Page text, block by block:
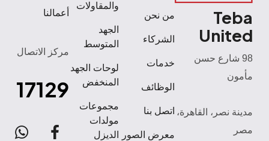
Teba
United
98 شارع حسن
مأمون
مدينة نصر، القاهرة،
مصر
من نحن
الشركاء
خدمات
الوظائف
اتصل بنا
معرض الصور
والمقاولات
الجهد
المتوسط
لوحات الجهد
المنخفض
مجموعات
مولدات
الديزل
أعمالنا
مركز الاتصال
17129
facebook